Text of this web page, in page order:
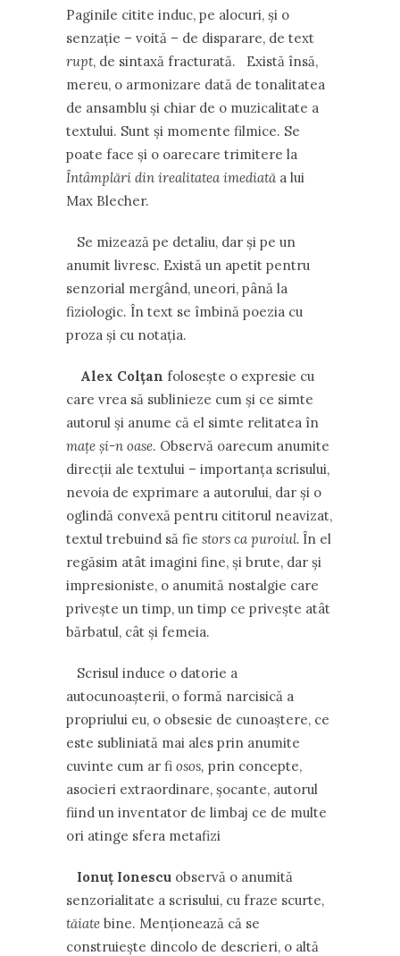
Paginile citite induc, pe alocuri, şi o
senzaţie – voită – de disparare, de text
rupt, de sintaxă fracturată. Există însă,
mereu, o armonizare dată de tonalitatea
de ansamblu şi chiar de o muzicalitate a
textului. Sunt şi momente filmice. Se
poate face şi o oarecare trimitere la
Întâmplări din irealitatea imediată a lui
Max Blecher.
Se mizează pe detaliu, dar şi pe un
anumit livresc. Există un apetit pentru
senzorial mergând, uneori, până la
fiziologic. În text se îmbină poezia cu
proza şi cu notaţia.
Alex Colţan foloseşte o expresie cu
care vrea să sublinieze cum şi ce simte
autorul şi anume că el simte relitatea în
maţe şi-n oase. Observă oarecum anumite
direcţii ale textului – importanţa scrisului,
nevoia de exprimare a autorului, dar şi o
oglindă convexă pentru cititorul neavizat,
textul trebuind să fie stors ca puroiul. În el
regăsim atât imagini fine, şi brute, dar şi
impresioniste, o anumită nostalgie care
priveşte un timp, un timp ce priveşte atât
bărbatul, cât şi femeia.
Scrisul induce o datorie a
autocunoaşterii, o formă narcisică a
propriului eu, o obsesie de cunoaştere, ce
este subliniată mai ales prin anumite
cuvinte cum ar fi osos, prin concepte,
asocieri extraordinare, şocante, autorul
fiind un inventator de limbaj ce de multe
ori atinge sfera metafizi
Ionuţ Ionescu observă o anumită
senzorialitate a scrisului, cu fraze scurte,
tăiate bine. Menţionează că se
construieşte dincolo de descrieri, o altă